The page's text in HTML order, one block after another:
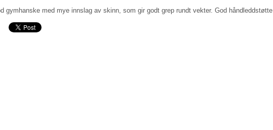
gymhanske med mye innslag av skinn, som gir godt grep rundt vekter. God håndleddstøtte